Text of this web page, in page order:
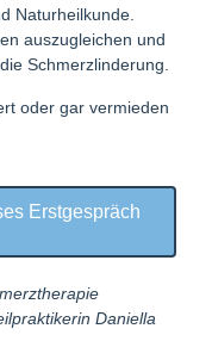
Naturheilkunde.
auszugleichen und
Schmerzlinderung.
oder gar vermieden
Erstgespräch
Daniella